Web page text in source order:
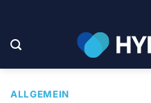
springen
ALLGEMEIN